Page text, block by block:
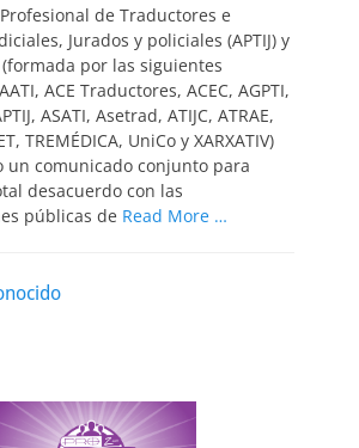
de Traductores e
Jurados y policiales (APTIJ) y
por las siguientes
ACE Traductores, ACEC, AGPTI,
ASATI, Asetrad, ATIJC, ATRAE,
TREMÉDICA, UniCo y XARXATIV)
un comunicado conjunto para
desacuerdo con las
públicas de Read More …